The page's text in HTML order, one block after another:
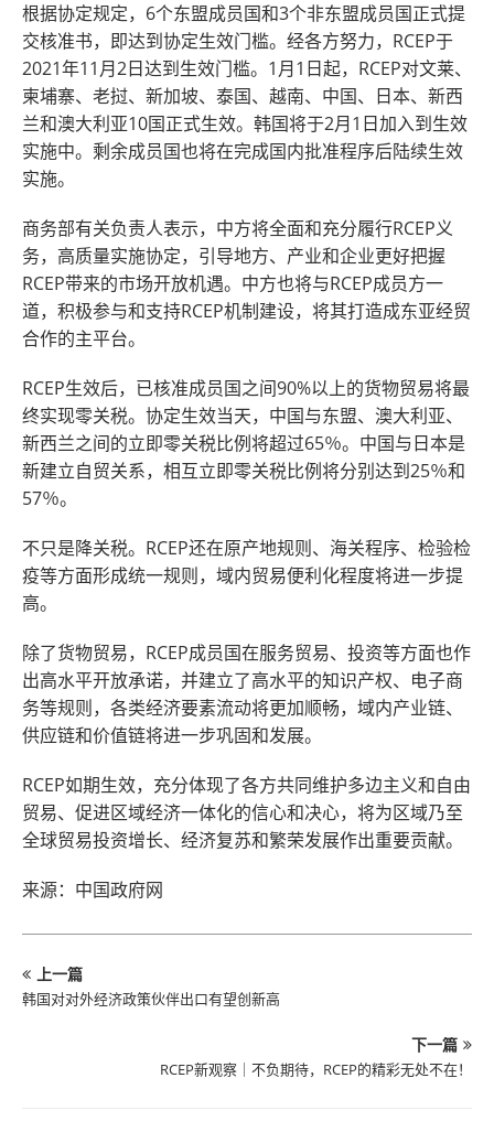
根据协定规定，6个东盟成员国和3个非东盟成员国正式提
交核准书，即达到协定生效门槛。经各方努力，RCEP于
2021年11月2日达到生效门槛。1月1日起，RCEP对文莱、
柬埔寨、老挝、新加坡、泰国、越南、中国、日本、新西
兰和澳大利亚10国正式生效。韩国将于2月1日加入到生效
实施中。剩余成员国也将在完成国内批准程序后陆续生效
实施。
商务部有关负责人表示，中方将全面和充分履行RCEP义
务，高质量实施协定，引导地方、产业和企业更好把握
RCEP带来的市场开放机遇。中方也将与RCEP成员方一
道，积极参与和支持RCEP机制建设，将其打造成东亚经贸
合作的主平台。
RCEP生效后，已核准成员国之间90%以上的货物贸易将最
终实现零关税。协定生效当天，中国与东盟、澳大利亚、
新西兰之间的立即零关税比例将超过65％。中国与日本是
新建立自贸关系，相互立即零关税比例将分别达到25％和
57％。
不只是降关税。RCEP还在原产地规则、海关程序、检验检
疫等方面形成统一规则，域内贸易便利化程度将进一步提
高。
除了货物贸易，RCEP成员国在服务贸易、投资等方面也作
出高水平开放承诺，并建立了高水平的知识产权、电子商
务等规则，各类经济要素流动将更加顺畅，域内产业链、
供应链和价值链将进一步巩固和发展。
RCEP如期生效，充分体现了各方共同维护多边主义和自由
贸易、促进区域经济一体化的信心和决心，将为区域乃至
全球贸易投资增长、经济复苏和繁荣发展作出重要贡献。
来源：中国政府网
上一篇
韩国对对外经济政策伙伴出口有望创新高
下一篇
RCEP新观察｜不负期待，RCEP的精彩无处不在！